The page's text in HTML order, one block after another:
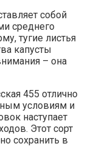
собой
среднего
тугие листья
капусты
– она
455 отлично
условиям и
наступает
Этот сорт
сохранить в